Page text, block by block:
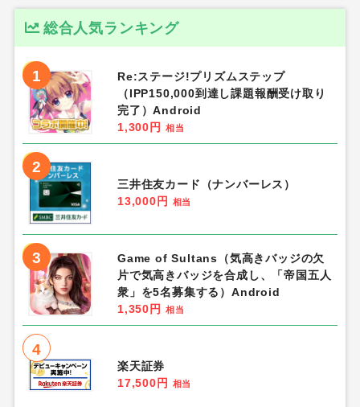
総合人気ランキング
1
Re:ステージ!プリズムステップ
（IPP150,000到達し課題報酬受け取り
完了）Android
1,300円
相当
2
三井住友カード（ナンバーレス）
13,000円
相当
3
Game of Sultans（気高きバッジの欠
片で気高きバッジを合成し、「帝国五人
衆」を5名募集する）Android
1,350円
相当
4
楽天証券
17,500円
相当